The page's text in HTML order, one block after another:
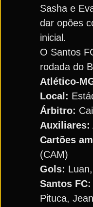
Sasha e
dar opões
inicial.
O Santos
rodada do
Atlético-
Local:
Árbitro:
Auxiliares:
Cartões
(CAM)
Gols:
Santos FC:
Pituca,